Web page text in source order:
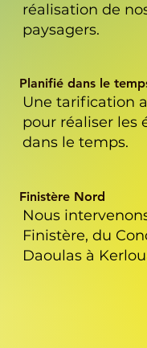
réalisation de
paysagers.
Planifié dans le
Une tarification
pour réaliser les
dans le temps.
Finistère Nord
Nous
Finistère, du
Daoulas à